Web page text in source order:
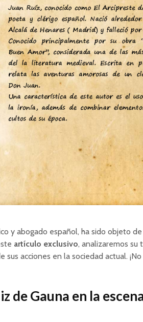
y abogado español, ha sido objeto
artículo exclusivo, analizaremos su
acciones en la sociedad actual.
de Gauna en la